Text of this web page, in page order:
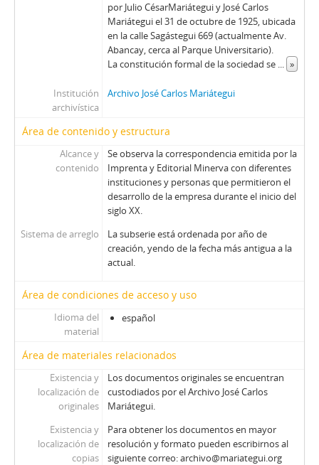
por Julio CésarMariátegui y José Carlos
Mariátegui el 31 de octubre de 1925, ubicada
en la calle Sagástegui 669 (actualmente Av.
Abancay, cerca al Parque Universitario).
La constitución formal de la sociedad se ... »
Institución
archivística
Archivo José Carlos Mariátegui
Área de contenido y estructura
Alcance y
contenido
Se observa la correspondencia emitida por la
Imprenta y Editorial Minerva con diferentes
instituciones y personas que permitieron el
desarrollo de la empresa durante el inicio del
siglo XX.
Sistema de arreglo
La subserie está ordenada por año de
creación, yendo de la fecha más antigua a la
actual.
Área de condiciones de acceso y uso
Idioma del
material
español
Área de materiales relacionados
Existencia y
localización de
originales
Los documentos originales se encuentran
custodiados por el Archivo José Carlos
Mariátegui.
Existencia y
localización de
copias
Para obtener los documentos en mayor
resolución y formato pueden escribirnos al
siguiente correo: archivo@mariategui.org